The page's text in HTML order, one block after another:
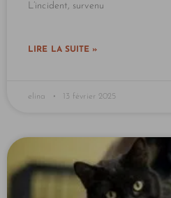
L’incident, survenu
LIRE LA SUITE »
elina 13 février 2025